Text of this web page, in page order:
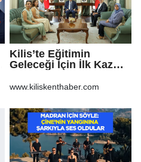
Kilis’te Eğitimin
Geleceği İçin İlk Kazma
www.kiliskenthaber.com